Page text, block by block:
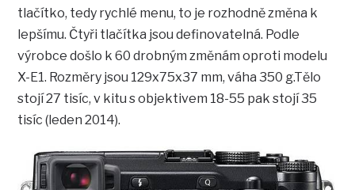
tlačítko, tedy rychlé menu, to je rozhodně změna k
lepšímu. Čtyři tlačítka jsou definovatelná. Podle
výrobce došlo k 60 drobným změnám oproti modelu
X-E1. Rozměry jsou 129x75x37 mm, váha 350 g.Tělo
stojí 27 tisíc, v kitu s objektivem 18-55 pak stojí 35
tisíc (leden 2014).